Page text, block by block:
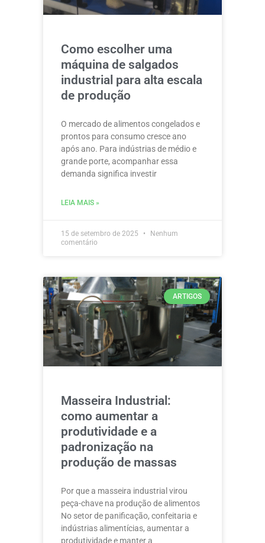
Como escolher uma
máquina de salgados
industrial para alta escala
de produção
O mercado de alimentos congelados e
prontos para consumo cresce ano
após ano. Para indústrias de médio e
grande porte, acompanhar essa
demanda significa investir
LEIA MAIS »
15 de setembro de 2025
Nenhum
comentário
ARTIGOS
Masseira Industrial:
como aumentar a
produtividade e a
padronização na
produção de massas
Por que a masseira industrial virou
peça-chave na produção de alimentos
No setor de panificação, confeitaria e
indústrias alimentícias, aumentar a
produtividade e manter a